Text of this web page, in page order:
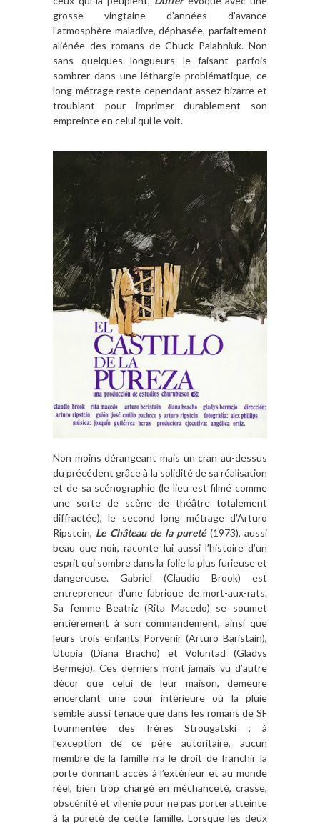
grosse vingtaine d’années d’avance
l’atmosphère maladive, déphasée, parfaitement
aliénée des romans de Chuck Palahniuk. Non
sans quelques longueurs le faisant parfois
sombrer dans une léthargie problématique, ce
long métrage reste cependant assez bizarre et
troublant pour imprimer durablement son
empreinte en celui qui le voit.
Non moins dérangeant mais un cran au-dessus
du précédent grâce à la solidité de sa réalisation
et de sa scénographie (le lieu est filmé comme
une sorte de scène de théâtre totalement
diffractée), le second long métrage d’Arturo
Ripstein, Le Château de la pureté(1973), aussi
beau que noir, raconte lui aussi l’histoire d’un
esprit qui sombre dans la folie la plus furieuse et
dangereuse. Gabriel (Claudio Brook) est
entrepreneur d’une fabrique de mort-aux-rats.
Sa femme Beatriz (Rita Macedo) se soumet
entièrement à son commandement, ainsi que
leurs trois enfants Porvenir (Arturo Baristain),
Utopia (Diana Bracho) et Voluntad (Gladys
Bermejo). Ces derniers n’ont jamais vu d’autre
décor que celui de leur maison, demeure
encerclant une cour intérieure où la pluie
semble aussi tenace que dans les romans de SF
tourmentée des frères Strougatski ; à
l’exception de ce père autoritaire, aucun
membre de la famille n’a le droit de franchir la
porte donnant accès à l’extérieur et au monde
réel, bien trop chargé en méchanceté, crasse,
obscénité et vilenie pour ne pas porter atteinte
à la pureté de cette famille. Lorsque les deux